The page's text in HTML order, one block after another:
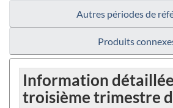
Autres périodes de
Produits
Information
troisième trimestre